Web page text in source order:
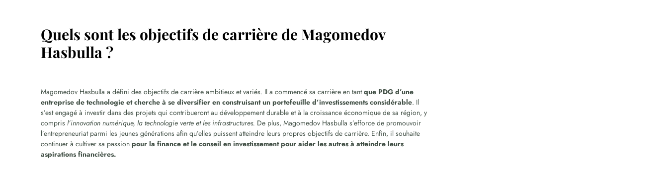
Quels sont les objectifs de carrière de Magomedov
Hasbulla ?
Magomedov Hasbulla a défini des objectifs de carrière ambitieux et variés. Il a commencé sa carrière en tantque PDG d’une
entreprise de technologie et cherche à se diversifier en construisant un portefeuille d’investissements considérable. Il
s’est engagé à investir dans des projets qui contribueront au développement durable et à la croissance économique de sa région, y
comprisl’innovation numérique, la technologie verte et les infrastructures. De plus, Magomedov Hasbulla s’efforce de promouvoir
l’entrepreneuriat parmi les jeunes générations afin qu’elles puissent atteindre leurs propres objectifs de carrière. Enfin, il souhaite
continuer à cultiver sa passionpour la finance et le conseil en investissement pour aider les autres à atteindre leurs
aspirations financières.